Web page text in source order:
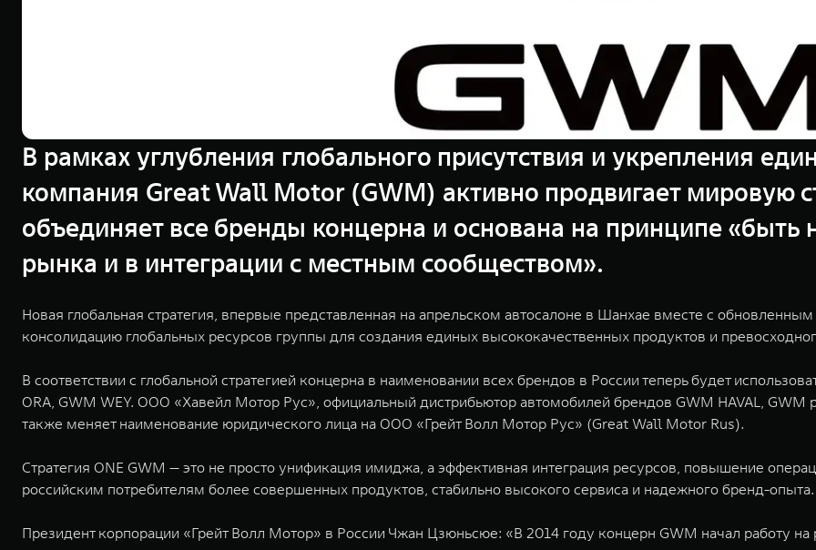
В рамках углубления глобального присутствия и укрепления
компания Great Wall Motor (GWM) активно продвигает мировую
объединяет все бренды концерна и основана на принципе
рынка и в интеграции с местным сообществом».
Новая глобальная стратегия, впервые представленная на апрельском автосалоне в Шанхае вместе с
консолидацию глобальных ресурсов группы для создания единых высококачественных продуктов и
В соответствии с глобальной стратегией концерна в наименовании всех брендов в России теперь будет
ORA, GWM WEY. ООО «Хавейл Мотор Рус», официальный дистрибьютор автомобилей брендов GWM HAVAL, GWM
также меняет наименование юридического лица на ООО «Грейт Волл Мотор Рус» (Great Wall Motor Rus).
Стратегия ONE GWM — это не просто унификация имиджа, а эффективная интеграция ресурсов, повышение
российским потребителям более совершенных продуктов, стабильно высокого сервиса и надежного бренд-опыта.
Президент корпорации «Грейт Волл Мотор» в России Чжан Цзюньсюе: «В 2014 году концерн GWM начал работу